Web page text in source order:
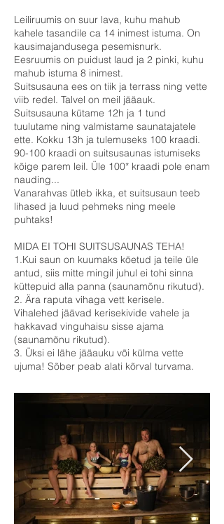
Leiliruumis on suur lava, kuhu mahub
kahele tasandile ca 14 inimest istuma. On
kausimajandusega pesemisnurk.
Eesruumis on puidust laud ja 2 pinki, kuhu
mahub istuma 8 inimest.
Suitsusauna ees on tiik ja terrass ning vette
viib redel. Talvel on meil jääauk.
Suitsusauna kütame 12h ja 1 tund
tuulutame ning valmistame saunatajatele
ette. Kokku 13h ja tulemuseks 100 kraadi.
90-100 kraadi on suitsusaunas istumiseks
kõige parem leil. Üle 100* kraadi pole enam
nauding...
Vanarahvas ütleb ikka, et suitsusaun teeb
lihased ja luud pehmeks ning meele
puhtaks!
MIDA EI TOHI SUITSUSAUNAS TEHA!
1.Kui saun on kuumaks köetud ja teile üle
antud, siis mitte mingil juhul ei tohi sinna
küttepuid alla panna (saunamõnu rikutud).
2. Ära raputa vihaga vett kerisele.
Vihalehed jäävad kerisekivide vahele ja
hakkavad vinguhaisu sisse ajama
(saunamõnu rikutud).
3. Üksi ei lähe jääauku või külma vette
ujuma! Sõber peab alati kõrval turvama.